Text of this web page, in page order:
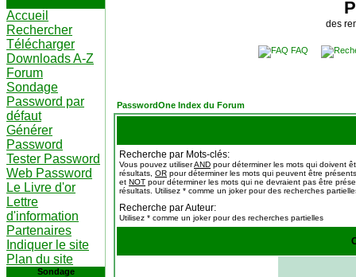
Accueil
Rechercher
Télécharger
Downloads A-Z
Forum
Sondage
Password par
défaut
Générer
Password
Tester Password
Web Password
Le Livre d'or
Lettre
d'information
Partenaires
Indiquer le site
Plan du site
Sondage
des
FAQ
PasswordOne Index du Forum
Recherche par Mots-clés:
Vous pouvez utiliserAND pour déterminer les mots qui doivent
résultats, OR pour déterminer les mots qui peuvent être
et NOT pour déterminer les mots qui ne devraient pas être
résultats. Utilisez * comme un joker pour des recherches
Recherche par Auteur:
Utilisez * comme un joker pour des recherches partielles